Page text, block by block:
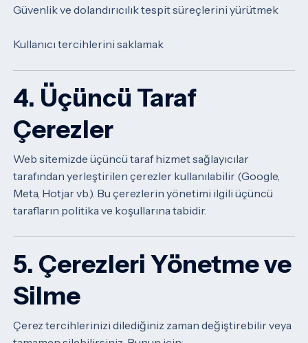
Güvenlik ve dolandırıcılık tespit süreçlerini yürütmek
Kullanıcı tercihlerini saklamak
4. Üçüncü Taraf
Çerezler
Web sitemizde üçüncü taraf hizmet sağlayıcılar
tarafından yerleştirilen çerezler kullanılabilir (Google,
Meta, Hotjar vb.). Bu çerezlerin yönetimi ilgili üçüncü
tarafların politika ve koşullarına tabidir.
5. Çerezleri Yönetme ve
Silme
Çerez tercihlerinizi dilediğiniz zaman değiştirebilir veya